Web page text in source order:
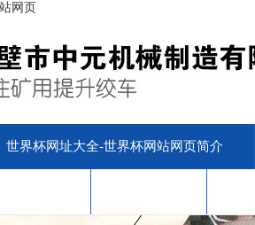
网页
世界杯网址大全-世界杯网站网页简介